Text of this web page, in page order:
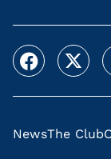
NewsThe Club